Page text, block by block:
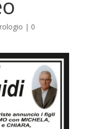
| 0